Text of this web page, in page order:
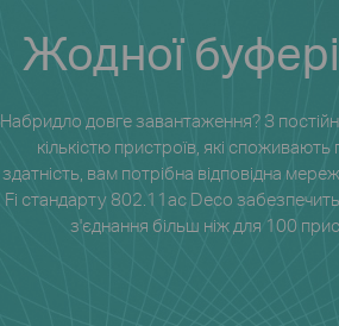
Жодної
Набридло довге завантаження? З
кількістю пристроїв, які
здатність, вам потрібна відповідна
Fi стандарту 802.11ac Deco
з'єднання більш ніж для 100